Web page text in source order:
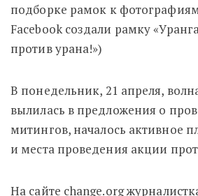
подборке рамок к
Facebook создали рамку
против урана!»)
В понедельник, 21 апреля,
вылилась в предложения о
митингов, началось активное
и места проведения акции
На сайте change.org